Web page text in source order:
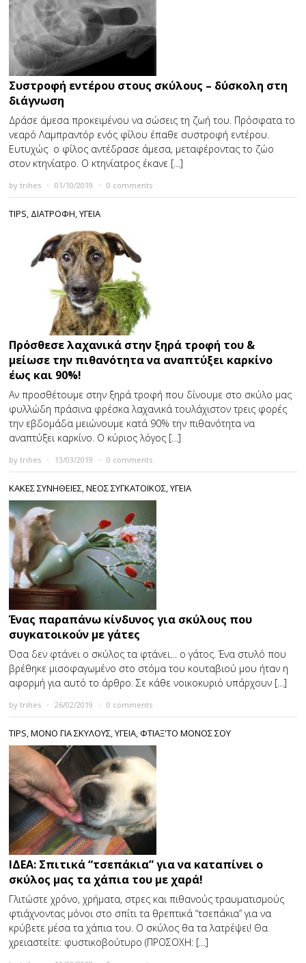
Συστροφή εντέρου στους σκύλους – δύσκολη στη
διάγνωση
Δράσε άμεσα προκειμένου να σώσεις τη ζωή του. Πρόσφατα το
νεαρό Λαμπραντόρ ενός φίλου έπαθε συστροφή εντέρου.
Ευτυχώς ο φίλος αντέδρασε άμεσα, μεταφέροντας το ζώο
στον κτηνίατρο. Ο κτηνίατρος έκανε […]
bytrihes 01/10/2019 0 comments
TIPS, ΔΙΑΤΡΟΦΗ,ΥΓΕΙΑ
Πρόσθεσε λαχανικά στην ξηρά τροφή του &
μείωσε την πιθανότητα να αναπτύξει καρκίνο
έως και 90%!
Αν προσθέτουμε στην ξηρά τροφή που δίνουμε στο σκύλο μας
φυλλώδη πράσινα φρέσκα λαχανικά τουλάχιστον τρεις φορές
την εβδομάδα μειώνουμε κατά 90% την πιθανότητα να
αναπτύξει καρκίνο. Ο κύριος λόγος […]
bytrihes 13/03/2019 0 comments
ΚΑΚΕΣ ΣΥΝΗΘΕΙΕΣ,ΝΕΟΣ ΣΥΓΚΑΤΟΙΚΟΣ,ΥΓΕΙΑ
Ένας παραπάνω κίνδυνος για σκύλους που
συγκατοικούν με γάτες
Όσα δεν φτάνει ο σκύλος τα φτάνει… ο γάτος. Ένα στυλό που
βρέθηκε μισοφαγωμένο στο στόμα του κουταβιού μου ήταν η
αφορμή για αυτό το άρθρο. Σε κάθε νοικοκυριό υπάρχουν […]
bytrihes 26/02/2019 0 comments
TIPS,ΜΟΝΟ ΓΙΑ ΣΚΥΛΟΥΣ,ΥΓΕΙΑ,ΦΤΙΑΞ'ΤΟ ΜΟΝΟΣ ΣΟΥ
ΙΔΕΑ: Σπιτικά “τσεπάκια” για να καταπίνει ο
σκύλος μας τα χάπια του με χαρά!
Γλιτώστε χρόνο, χρήματα, στρες και πιθανούς τραυματισμούς
φτιάχνοντας μόνοι στο σπίτι τα θρεπτικά “τσεπάκια” για να
κρύβετε μέσα τα χάπια του. Ο σκύλος θα τα λατρέψει! Θα
χρειαστείτε: φυστικοβούτυρο (ΠΡΟΣΟΧΗ: […]